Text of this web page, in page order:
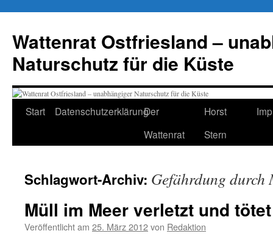
springen
Wattenrat Ostfriesland –
Naturschutz für die Küste
Start DatenschutzerklärungDer
Wattenrat
Horst
Stern
Schlagwort-Archiv: Gefährdung durch
Müll im Meer verletzt und tötet
Veröffentlicht am 25. März 2012von Redaktion